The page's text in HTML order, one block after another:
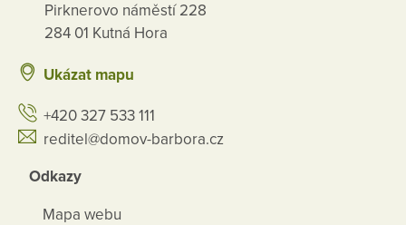
Pirknerovo náměstí 228
284 01 Kutná Hora
Ukázat mapu
+420 327 533 111
reditel@domov-barbora.cz
Odkazy
Mapa webu